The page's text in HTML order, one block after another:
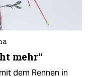
mehr“
dem Rennen in